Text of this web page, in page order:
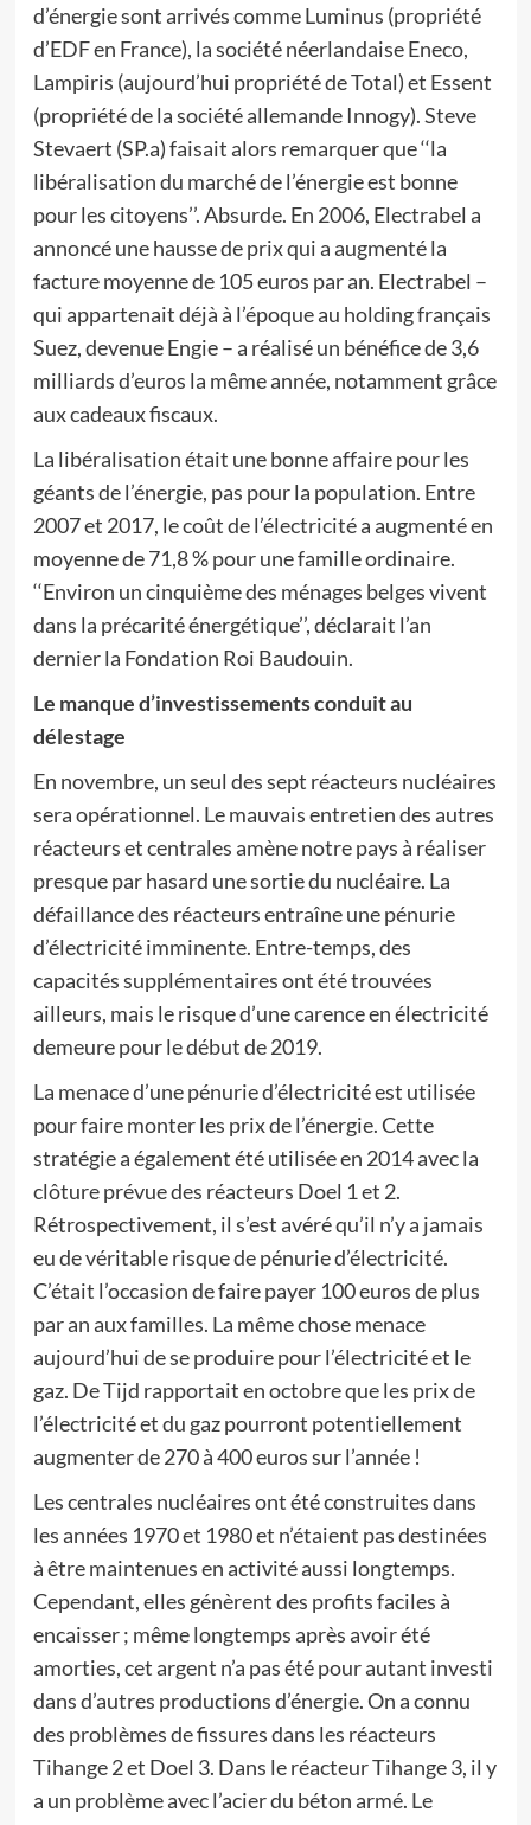
d’énergie sont arrivés comme Luminus (propriété
d’EDF en France), la société néerlandaise Eneco,
Lampiris (aujourd’hui propriété de Total) et Essent
(propriété de la société allemande Innogy). Steve
Stevaert (SP.a) faisait alors remarquer que ‘‘la
libéralisation du marché de l’énergie est bonne
pour les citoyens’’. Absurde. En 2006, Electrabel a
annoncé une hausse de prix qui a augmenté la
facture moyenne de 105 euros par an. Electrabel –
qui appartenait déjà à l’époque au holding français
Suez, devenue Engie – a réalisé un bénéfice de 3,6
milliards d’euros la même année, notamment grâce
aux cadeaux fiscaux.
La libéralisation était une bonne affaire pour les
géants de l’énergie, pas pour la population. Entre
2007 et 2017, le coût de l’électricité a augmenté en
moyenne de 71,8 % pour une famille ordinaire.
‘‘Environ un cinquième des ménages belges vivent
dans la précarité énergétique’’, déclarait l’an
dernier la Fondation Roi Baudouin.
Le manque d’investissements conduit au
délestage
En novembre, un seul des sept réacteurs nucléaires
sera opérationnel. Le mauvais entretien des autres
réacteurs et centrales amène notre pays à réaliser
presque par hasard une sortie du nucléaire. La
défaillance des réacteurs entraîne une pénurie
d’électricité imminente. Entre-temps, des
capacités supplémentaires ont été trouvées
ailleurs, mais le risque d’une carence en électricité
demeure pour le début de 2019.
La menace d’une pénurie d’électricité est utilisée
pour faire monter les prix de l’énergie. Cette
stratégie a également été utilisée en 2014 avec la
clôture prévue des réacteurs Doel 1 et 2.
Rétrospectivement, il s’est avéré qu’il n’y a jamais
eu de véritable risque de pénurie d’électricité.
C’était l’occasion de faire payer 100 euros de plus
par an aux familles. La même chose menace
aujourd’hui de se produire pour l’électricité et le
gaz. De Tijd rapportait en octobre que les prix de
l’électricité et du gaz pourront potentiellement
augmenter de 270 à 400 euros sur l’année !
Les centrales nucléaires ont été construites dans
les années 1970 et 1980 et n’étaient pas destinées
à être maintenues en activité aussi longtemps.
Cependant, elles génèrent des profits faciles à
encaisser ; même longtemps après avoir été
amorties, cet argent n’a pas été pour autant investi
dans d’autres productions d’énergie. On a connu
des problèmes de fissures dans les réacteurs
Tihange 2 et Doel 3. Dans le réacteur Tihange 3, il y
a un problème avec l’acier du béton armé. Le